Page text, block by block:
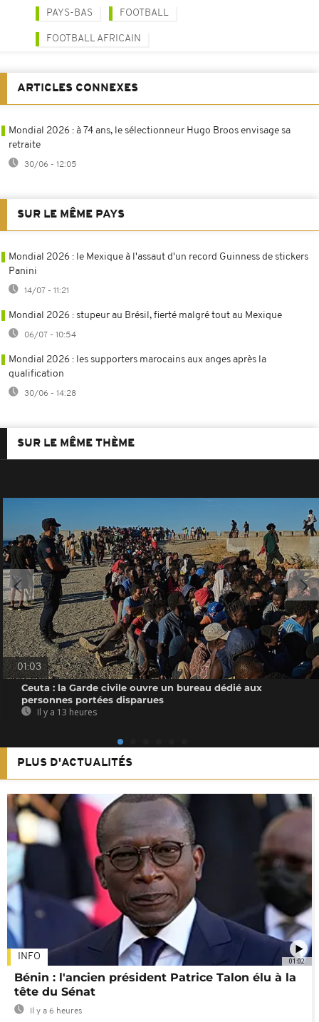
PAYS-BAS FOOTBALL
FOOTBALL AFRICAIN
ARTICLES CONNEXES
Mondial 2026 : à 74 ans, le sélectionneur Hugo Broos envisage sa
retraite
30/06 - 12:05
SUR LE MÊME PAYS
Mondial 2026 : le Mexique à l'assaut d'un record Guinness de stickers
Panini
14/07 - 11:21
Mondial 2026 : stupeur au Brésil, fierté malgré tout au Mexique
06/07 - 10:54
Mondial 2026 : les supporters marocains aux anges après la
qualification
30/06 - 14:28
SUR LE MÊME THÈME
01:03
Ceuta : la Garde civile ouvre un bureau dédié aux
personnes portées disparues
Il y a 13 heures
PLUS D'ACTUALITÉS
01:02
INFO
Bénin : l'ancien président Patrice Talon élu à la
tête du Sénat
Il y a 6 heures